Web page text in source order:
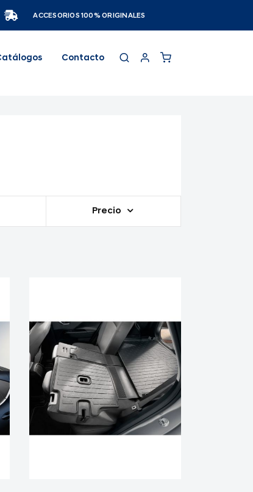
ACCESORIOS 100% ORIGINALES
Contacto
Precio